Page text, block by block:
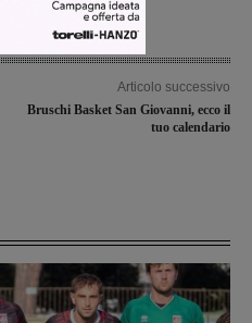
Articolo successivo
Bruschi Basket San Giovanni, ecco il
tuo calendario